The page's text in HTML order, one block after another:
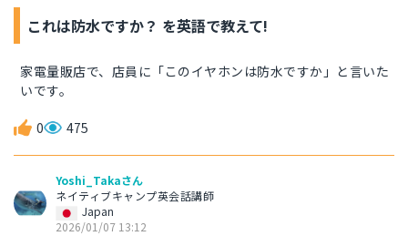
これは防水ですか？ を英語で教えて!
家電量販店で、店員に「このイヤホンは防水ですか」と言いた
いです。
0 475
Yoshi_Takaさん
ネイティブキャンプ英会話講師
Japan
2026/01/07 13:12